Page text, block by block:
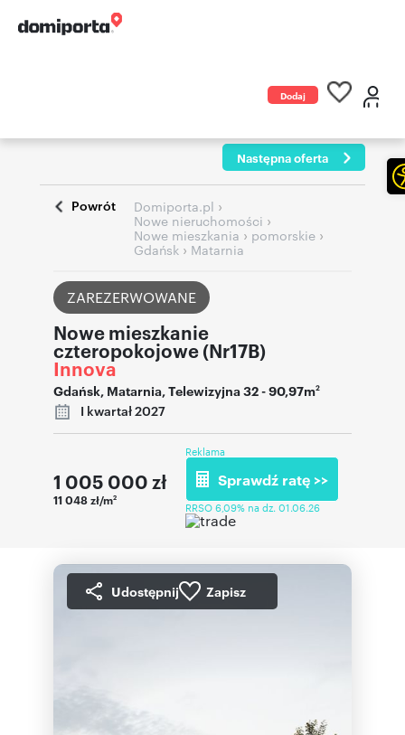
Dodaj
Następna oferta
Powrót Domiporta.pl ›
Nowe nieruchomości ›
Nowe mieszkania › pomorskie ›
Gdańsk › Matarnia
ZAREZERWOWANE
Nowe mieszkanie
czteropokojowe (Nr17B)
Innova
Gdańsk, Matarnia,Telewizyjna 32- 90,97m2
I kwartał 2027
1 005 000 zł
11 048 zł/m2
Reklama
Sprawdź ratę >>
RRSO 6,09% na dz. 01.06.26
Udostępnij Zapisz